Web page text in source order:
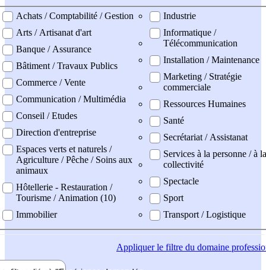
professionel
Achats / Comptabilité / Gestion
Arts / Artisanat d'art
Banque / Assurance
Bâtiment / Travaux Publics
Commerce / Vente
Communication / Multimédia
Conseil / Etudes
Direction d'entreprise
Espaces verts et naturels /
Agriculture / Pêche / Soins aux
animaux
Hôtellerie - Restauration /
Tourisme / Animation (10)
Immobilier
Industrie
Informatique /
Télécommunication
Installation / Maintenance
Marketing / Stratégie
commerciale
Ressources Humaines
Santé
Secrétariat / Assistanat
Services à la personne / à la
collectivité
Spectacle
Sport
Transport / Logistique
Appliquerle filtre du domaine